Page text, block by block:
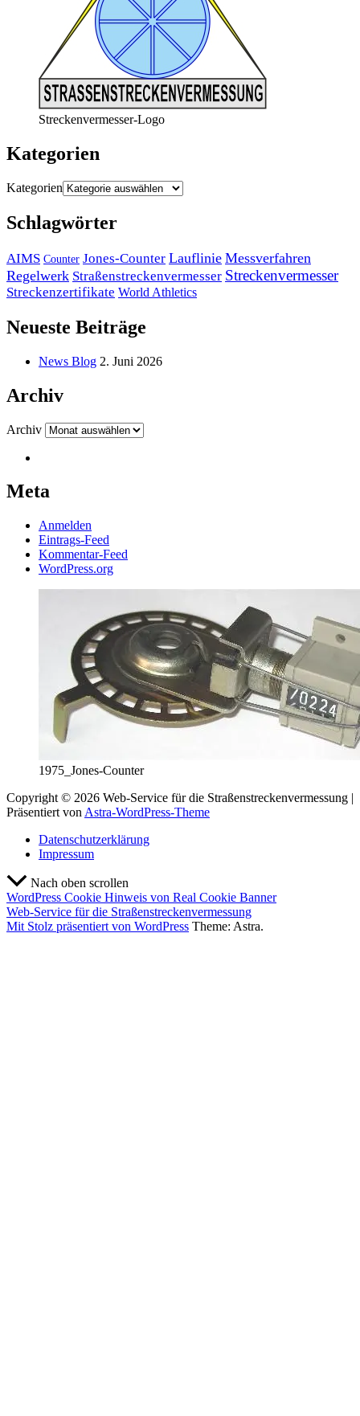
Streckenvermesser-Logo
Kategorien
Kategorien
Schlagwörter
AIMS Counter Jones-Counter Lauflinie Messverfahren
Regelwerk Straßenstreckenvermesser Streckenvermesser
Streckenzertifikate World Athletics
Neueste Beiträge
News Blog 2. Juni 2026
Archiv
Archiv
Meta
Anmelden
Eintrags-Feed
Kommentar-Feed
WordPress.org
1975_Jones-Counter
Copyright © 2026 Web-Service für die Straßenstreckenvermessung |
Präsentiert von Astra-WordPress-Theme
Datenschutzerklärung
Impressum
Nach oben scrollen
WordPress Cookie Hinweis von Real Cookie Banner
Web-Service für die Straßenstreckenvermessung
Mit Stolz präsentiert von WordPress Theme: Astra.